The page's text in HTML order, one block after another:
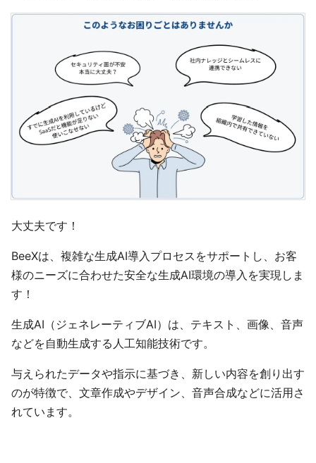
大丈夫です！
BeeXは、複雑な生成AI導入プロセスをサポートし、​お客
様のニーズに合わせた安全な生成AI環境の導入を実現しま
す！
生成AI（ジェネレーティブAI）は、テキスト、画像、音声
などを自動生成する人工知能技術です。
与えられたデータや指示に基づき、新しい内容を創り出す
のが特徴で、文章作成やデザイン、音声合成などに活用さ
れています。